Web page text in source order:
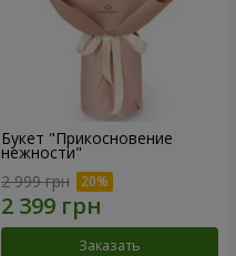
Букет "Прикосновение
нежности"
2 999 грн
Заказать